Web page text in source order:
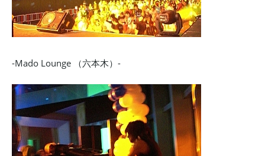
-Mado Lounge （六本木）-